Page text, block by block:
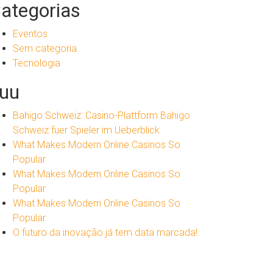
Eventos
Sem categoria
Tecnologia
Bahigo Schweiz: Casino-Plattform Bahigo
Schweiz fuer Spieler im Ueberblick
What Makes Modern Online Casinos So
Popular
What Makes Modern Online Casinos So
Popular
What Makes Modern Online Casinos So
Popular
O futuro da inovação já tem data marcada!